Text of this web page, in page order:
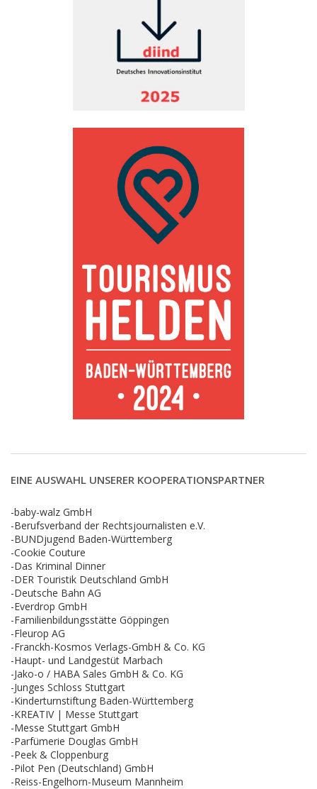
EINE AUSWAHL UNSERER KOOPERATIONSPARTNER
-baby-walz GmbH
-Berufsverband der Rechtsjournalisten e.V.
-BUNDjugend Baden-Württemberg
-Cookie Couture
-Das Kriminal Dinner
-DER Touristik Deutschland GmbH
-Deutsche Bahn AG
-Everdrop GmbH
-Familienbildungsstätte Göppingen
-Fleurop AG
-Franckh-Kosmos Verlags-GmbH & Co. KG
-Haupt- und Landgestüt Marbach
-Jako-o / HABA Sales GmbH & Co. KG
-Junges Schloss Stuttgart
-Kinderturnstiftung Baden-Württemberg
-KREATIV | Messe Stuttgart
-Messe Stuttgart GmbH
-Parfümerie Douglas GmbH
-Peek & Cloppenburg
-Pilot Pen (Deutschland) GmbH
-Reiss-Engelhorn-Museum Mannheim